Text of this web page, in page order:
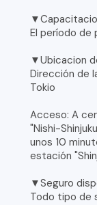
El período de
▼Ubicacion
Dirección de
Tokio
Acceso: A
"Nishi-
unos 10
estación
▼Seguro
Todo tipo de